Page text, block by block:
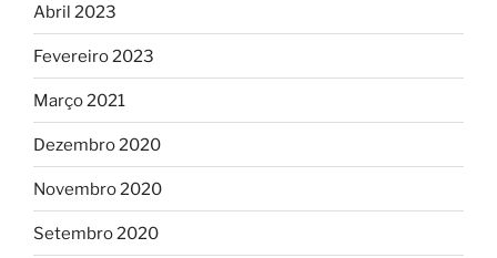
Abril 2023
Fevereiro 2023
Março 2021
Dezembro 2020
Novembro 2020
Setembro 2020